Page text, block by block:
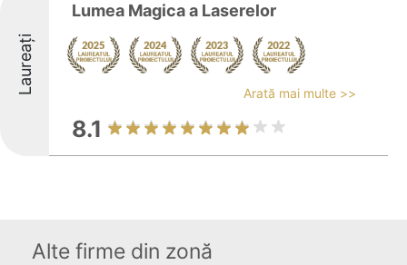
Laureați
Lumea Magica a Laserelor
Arată mai multe >>
8.1
Alte firme din zonă